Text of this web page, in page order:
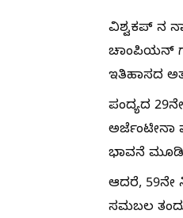
ವಿಶ್ವಕಪ್‌ ನ
ಚಾಂಪಿಯನ್‌
ಇತಿಹಾಸದ
ಪಂದ್ಯದ
ಅರ್ಜೆಂಟೀನಾ
ಭಾವನೆ
ಆದರೆ,
ಸಮಬಲ